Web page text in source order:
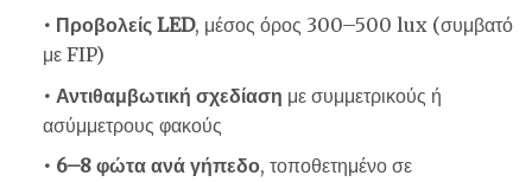
• Προβολείς LED, μέσος όρος 300–500 lux (συμβατό
με FIP)
• Αντιθαμβωτική σχεδίαση με συμμετρικούς ή
ασύμμετρους φακούς
• 6–8 φώτα ανά γήπεδο, τοποθετημένο σε